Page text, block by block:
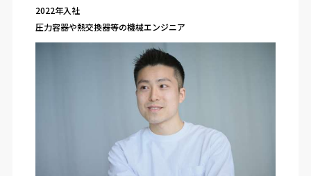
2022年入社
圧力容器や熱交換器等の機械エンジニア